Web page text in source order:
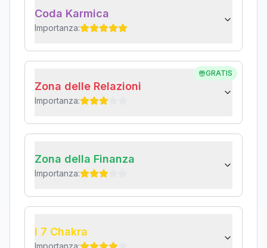
Coda Karmica
Importanza:
GRATIS
Zona delle Relazioni
Importanza:
Zona della Finanza
Importanza:
I 7 Chakra
Importanza: